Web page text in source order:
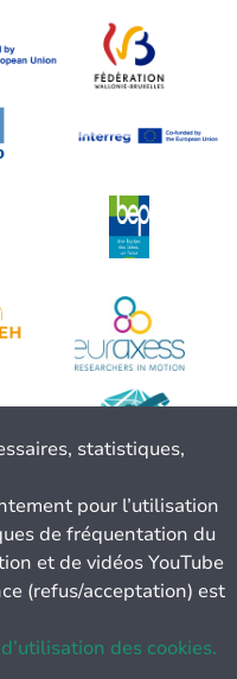
statistiques,
pour l’utilisation
de fréquentation du
et de vidéos YouTube
(refus/acceptation) est
des cookies.